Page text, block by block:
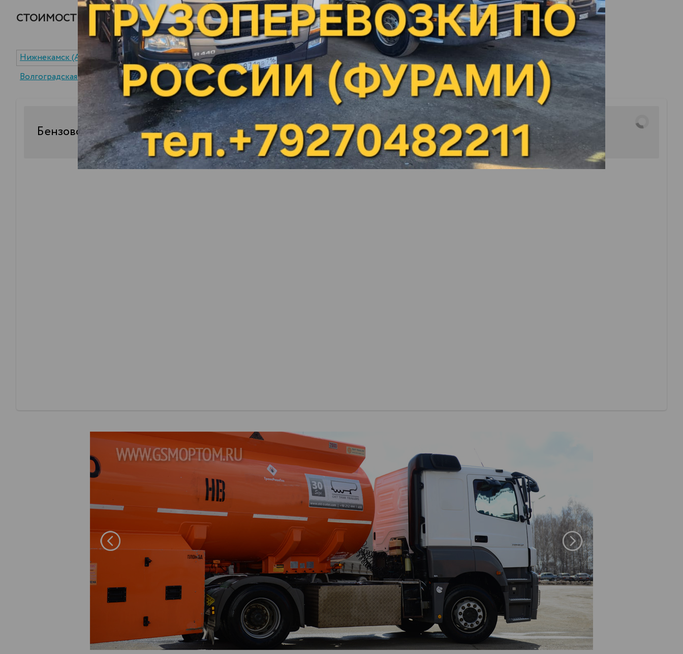
СТОИМОСТЬ ДОСТАВКИ ДТФ/СМТ ДО Г. ЭНГЕЛЬС
Нижнекамск (АО "ТАНЕКО") пгт. Новоспасское (Ульяновская область) (НПЗ "НС-Ойл")
Ростовская область (Завод НЗНП)
Волгоградская область (Завод Экотон)
Бензовоз30куб. —стоимость доставки до города Энгельс:
стоимость доставки 1 литра до города Энгельс: стоимость доставки 1 тонны до города Энгельс: